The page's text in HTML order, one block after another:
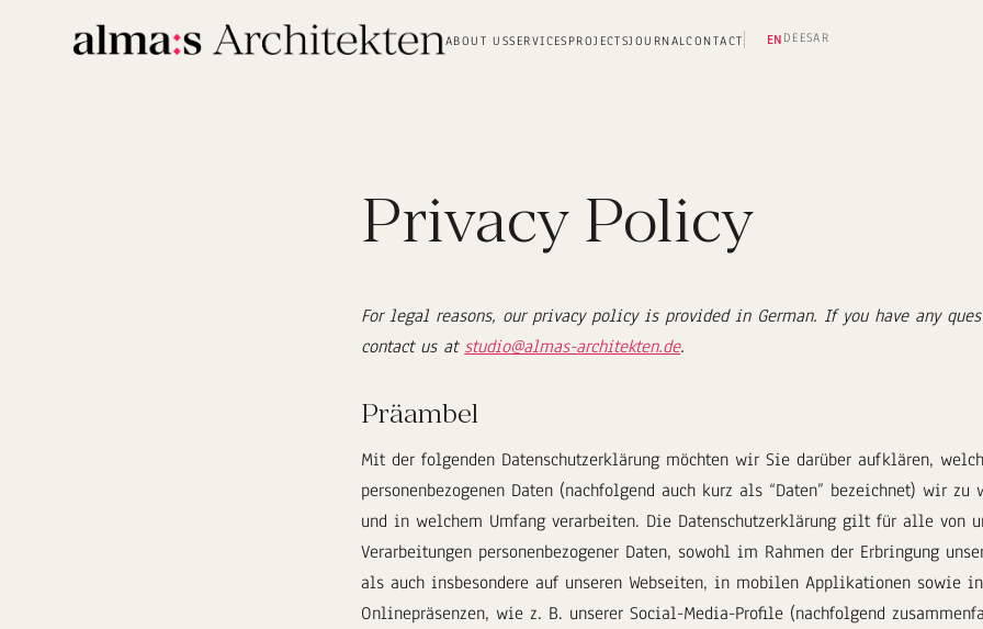
ABOUT USSERVICESPROJECTSJOURNALCONTACT ENDEESAR
Privacy Policy
For legal reasons, our privacy policy is provided in German. If you have any
contact us at studio@almas-architekten.de.
Präambel
Mit der folgenden Datenschutzerklärung möchten wir Sie darüber aufklären,
personenbezogenen Daten (nachfolgend auch kurz als “Daten” bezeichnet) wir zu
und in welchem Umfang verarbeiten. Die Datenschutzerklärung gilt für alle von
Verarbeitungen personenbezogener Daten, sowohl im Rahmen der Erbringung
als auch insbesondere auf unseren Webseiten, in mobilen Applikationen sowie
Onlinepräsenzen, wie z. B. unserer Social-Media-Profile (nachfolgend